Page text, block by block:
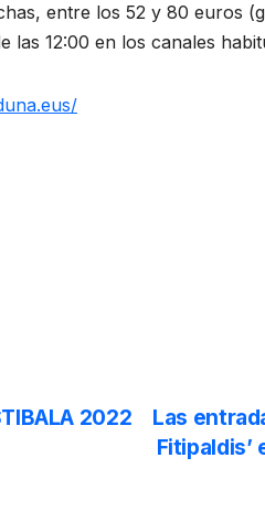
entre los 52 y 80 euros
las 12:00 en los canales
Las
Fitipaldis’
2022